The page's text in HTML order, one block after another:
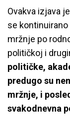
Ovakva izjava
se
mržnje po
političkoj i
političke,
predugo su
mržnje, i
svakodnevna